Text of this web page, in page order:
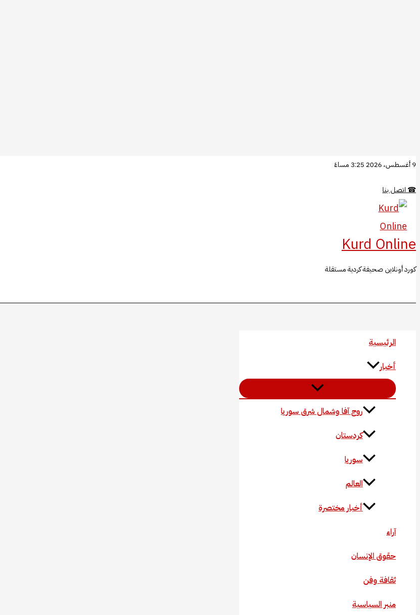
تخطي
المحتوى
9 أغسطس، 2026 3:25 مساءً
☎ اتصل بنا
Kurd Online
كورد أونلاين صحيفة كردية مستقلة
الرئيسية
أخبار
روج آفا وشمال شرق سوريا
كردستان
سوريا
العالم
أخبار مختصرة
آراء
حقوق الإنسان
ثقافة وفن
منبر السياسية